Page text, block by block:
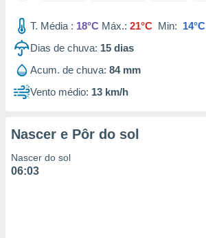
utilizar
criar
medir
da
medir o
T. Média : 18°C Máx.: 21°C Min: 14°C
Dias de chuva: 15 dias
Acum. de chuva: 84 mm
Vento médio: 13 km/h
Nascer e Pôr do sol
Nascer do sol
06:03